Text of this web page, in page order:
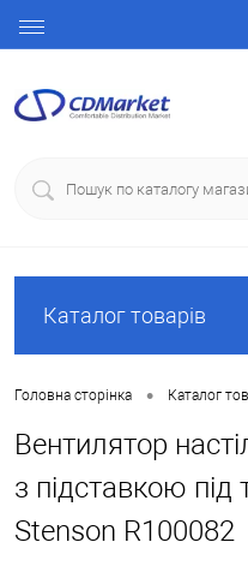
Каталог товарів
Головна сторінка • Каталог
Вентилятор
з підставкою
Stenson R100082